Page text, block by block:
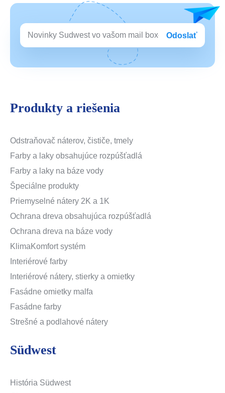
Odoslať
Produkty a riešenia
Odstraňovač náterov, čističe, tmely
Farby a laky obsahujúce rozpúšťadlá
Farby a laky na báze vody
Špeciálne produkty
Priemyselné nátery 2K a 1K
Ochrana dreva obsahujúca rozpúšťadlá
Ochrana dreva na báze vody
KlimaKomfort systém
Interiérové farby
Interiérové nátery, stierky a omietky
Fasádne omietky malfa
Fasádne farby
Strešné a podlahové nátery
Südwest
História Südwest